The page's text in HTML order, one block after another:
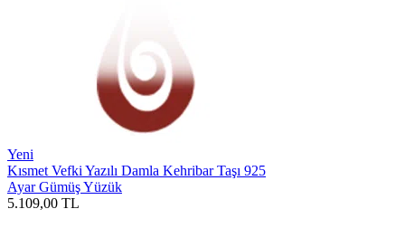
Yeni
Kısmet Vefki Yazılı Damla Kehribar Taşı 925
Ayar Gümüş Yüzük
5.109,00 TL